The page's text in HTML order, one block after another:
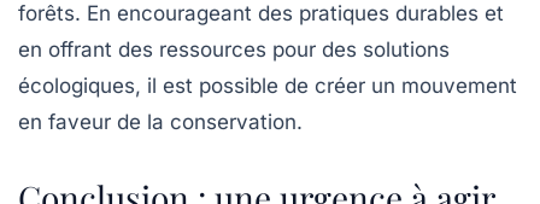
forêts. En encourageant des pratiques durables et
en offrant des ressources pour des solutions
écologiques, il est possible de créer un mouvement
en faveur de la conservation.